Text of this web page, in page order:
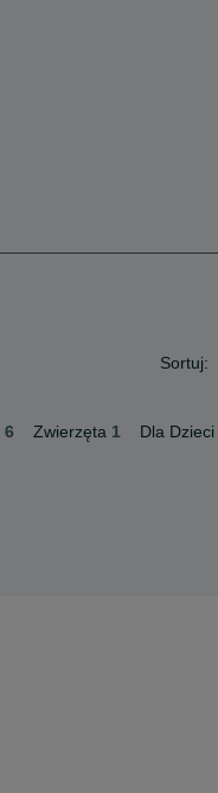
Sortuj:
6 Zwierzęta 1 Dla Dzieci